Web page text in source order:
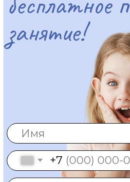
дети постарше готовятся
к школе и расширяют
подростки получают
поддержку, знания
и уверенность в себе